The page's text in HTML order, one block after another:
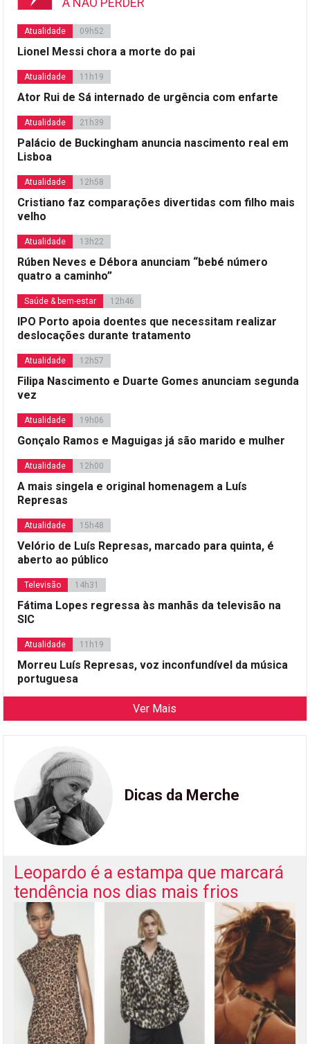
Atualidade 09h52
Lionel Messi chora a morte do pai
Atualidade 11h19
Ator Rui de Sá internado de urgência com enfarte
Atualidade 21h39
Palácio de Buckingham anuncia nascimento real em
Lisboa
Atualidade 12h58
Cristiano faz comparações divertidas com filho mais
velho
Atualidade 13h22
Rúben Neves e Débora anunciam “bebé número
quatro a caminho”
Saúde & bem-estar 12h46
IPO Porto apoia doentes que necessitam realizar
deslocações durante tratamento
Atualidade 12h57
Filipa Nascimento e Duarte Gomes anunciam segunda
vez
Atualidade 19h06
Gonçalo Ramos e Maguigas já são marido e mulher
Atualidade 12h00
A mais singela e original homenagem a Luís
Represas
Atualidade 15h48
Velório de Luís Represas, marcado para quinta, é
aberto ao público
Televisão 14h31
Fátima Lopes regressa às manhãs da televisão na
SIC
Atualidade 11h19
Morreu Luís Represas, voz inconfundível da música
portuguesa
Ver Mais
Dicas da Merche
Leopardo é a estampa que marcará
tendência nos dias mais frios